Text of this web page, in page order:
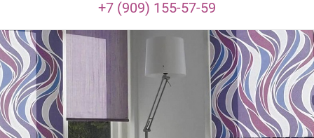
+7 (909) 155-57-59